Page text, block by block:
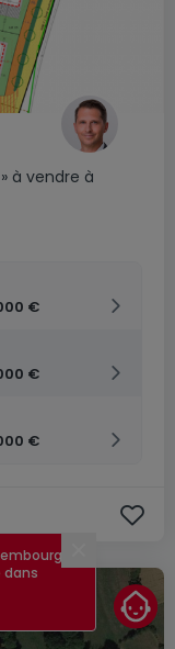
à vendre à
€
€
€
!
dans